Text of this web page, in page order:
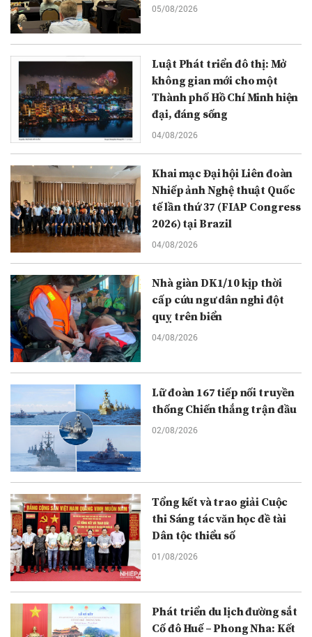
05/08/2026
Luật Phát triển đô thị: Mở
không gian mới cho một
Thành phố Hồ Chí Minh hiện
đại, đáng sống
04/08/2026
Khai mạc Đại hội Liên đoàn
Nhiếp ảnh Nghệ thuật Quốc
tế lần thứ 37 (FIAP Congress
2026) tại Brazil
04/08/2026
Nhà giàn DK1/10 kịp thời
cấp cứu ngư dân nghi đột
quỵ trên biển
04/08/2026
Lữ đoàn 167 tiếp nối truyền
thống Chiến thắng trận đầu
02/08/2026
Tổng kết và trao giải Cuộc
thi Sáng tác văn học đề tài
Dân tộc thiểu số
01/08/2026
Phát triển du lịch đường sắt
Cố đô Huế – Phong Nha: Kết